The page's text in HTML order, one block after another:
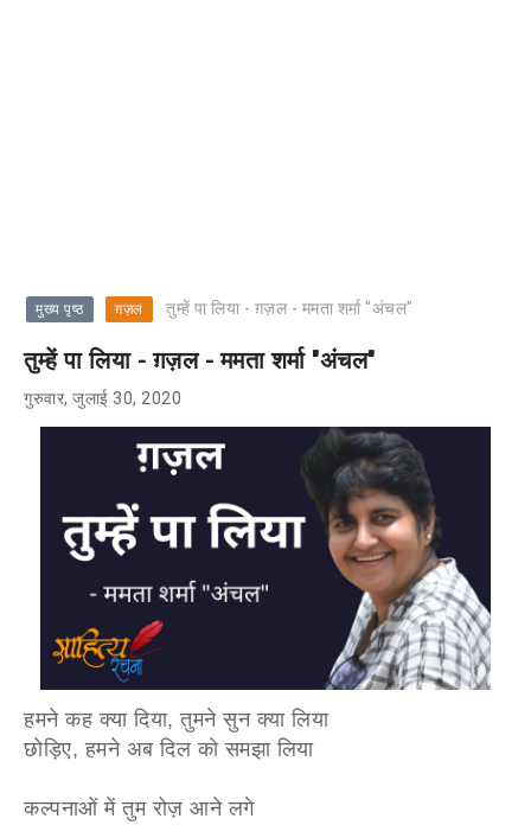
मुख्य पृष्ठ ग़ज़ल तुम्हें पा लिया - ग़ज़ल - ममता शर्मा "अंचल"
तुम्हें पा लिया - ग़ज़ल - ममता शर्मा "अंचल"
गुरुवार, जुलाई 30, 2020
हमने कह क्या दिया, तुमने सुन क्या लिया
छोड़िए, हमने अब दिल को समझा लिया
कल्पनाओं में तुम रोज़ आने लगे